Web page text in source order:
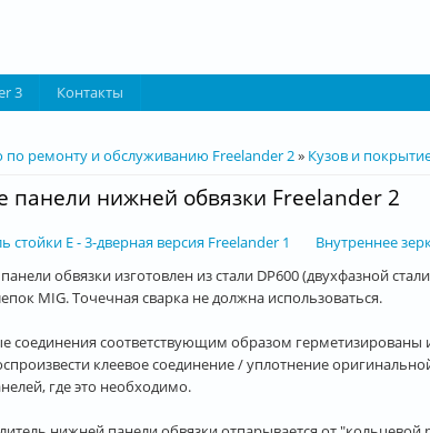
3 Контакты
по ремонту и обслуживанию Freelander 2» Кузов и
панели нижней обвязки Freelander 2
стойки E - 3-дверная версия Freelander 1
Внутреннее
обвязки изготовлен из стали DP600 (двухфазной
MIG. Точечная сварка не должна использоваться.
соединения соответствующим образом
клеевое соединение / уплотнение
где это необходимо.